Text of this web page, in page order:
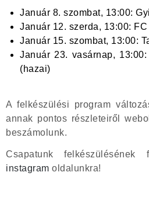
Január 8. szombat, 13:00:
Január 12. szerda, 13:00:
Január 15. szombat, 13:00:
Január 23. vasárnap,
(hazai)
A felkészülési program
annak pontos részleteiről
beszámolunk.
Csapatunk felkészülésének
instagram oldalunkra!